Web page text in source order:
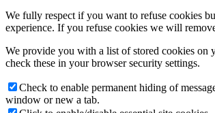
We fully respect if you want to refuse cookies
experience. If you refuse cookies we will
We provide you with a list of stored cookies on
check these in your browser security settings.
Check to enable permanent hiding of
window or new a tab.